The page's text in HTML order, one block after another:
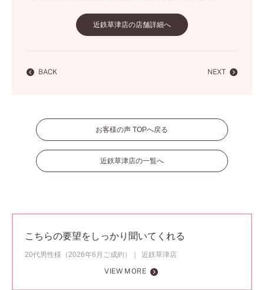
近鉄草津店の店舗詳細へ
BACK NEXT
お客様の声 TOPへ戻る
近鉄草津店の一覧へ
こちらの要望をしっかり聞いてくれる
20代男性様（2026年6月ご成約）
近鉄草津店
VIEW MORE